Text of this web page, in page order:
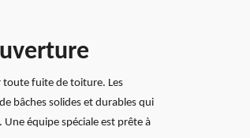
toute fuite de toiture. Les
bâches solides et durables qui
équipe spéciale est prête à